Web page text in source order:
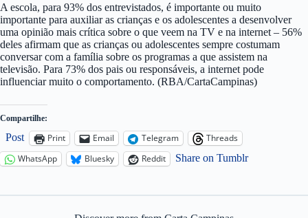
A escola, para 93% dos entrevistados, é importante ou muito
importante para auxiliar as crianças e os adolescentes a desenvolver
uma opinião mais crítica sobre o que veem na TV e na internet – 56%
deles afirmam que as crianças ou adolescentes sempre costumam
conversar com a família sobre os programas a que assistem na
televisão. Para 73% dos pais ou responsáveis, a internet pode
influenciar muito o comportamento. (RBA/CartaCampinas)
Compartilhe:
Post Print Email Telegram
Threads
WhatsApp
Bluesky Reddit Share on Tumblr